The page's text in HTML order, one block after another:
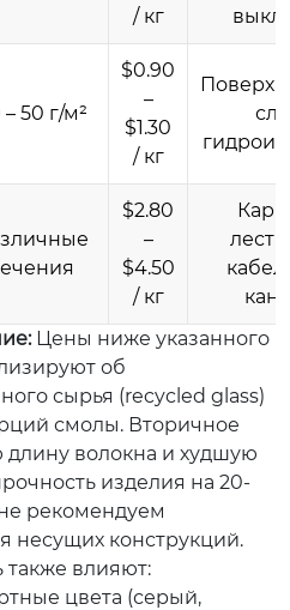
/ кг
– 50 г/м²
$0.90
–
$1.30
/ кг
$2.80
–
$4.50
/ кг
Цены ниже указанного
об
сырья (recycled glass)
смолы. Вторичное
волокна и худшую
изделия на 20-
рекомендуем
несущих конструкций.
также влияют:
цвета (серый,